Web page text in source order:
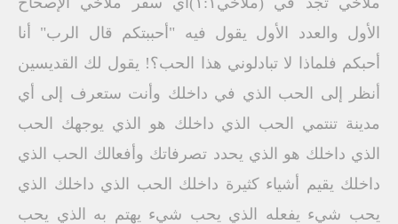
الأول والعدد الأول يقول فيه "أحببتكم قال الرب" أنا
أحبكم فلماذا لا تبادلوني هذا الحب؟! يقول لك القديسين
أنظر إلى الحب الذي في داخلك وأنت ستعرف إلى أي
مدينة تنتمي الحب الذي داخلك هو الذي يوجهك الحب
الذي داخلك هو الذي يحدد تصرفاتك وأفعالك الحب الذي
داخلك يقيم أشياء كثيرة داخلك الحب الذي داخلك الذي
يحب شيء يفعله الذي يحب شيء يهتم به الذي يحب